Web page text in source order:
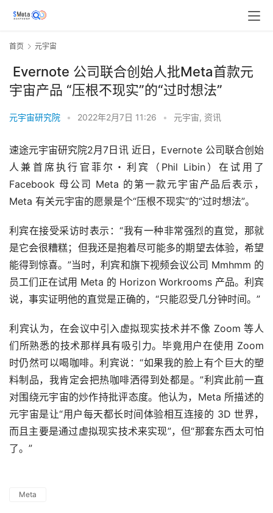
首页 元宇宙
Evernote 公司联合创始人批Meta首款元
宇宙产品 “压根不现实”的“过时想法”
元宇宙研究院 • 2022年2月7日 11:26 • 元宇宙, 资讯
速途元宇宙研究院2月7日讯 近日，Evernote 公司联合创始
人兼首席执行官菲尔・利宾（Phil Libin）在试用了
Facebook 母公司 Meta 的第一款元宇宙产品后表示，
Meta 有关元宇宙的愿景是个“压根不现实”的“过时想法”。
利宾在接受采访时表示：“我有一种非常强烈的直觉，那就
是它会很糟糕；但我还是抱着尽可能多的期望去体验，希望
能得到惊喜。”当时，利宾和旗下视频会议公司 Mmhmm 的
员工们正在试用 Meta 的 Horizon Workrooms 产品。利宾
说，事实证明他的直觉是正确的，“只能忍受几分钟时间。”
利宾认为，在会议中引入虚拟现实技术并不像 Zoom 等人
们所熟悉的技术那样具有吸引力。毕竟用户在使用 Zoom
时仍然可以喝咖啡。利宾说：“如果我的脸上有个巨大的塑
料制品，我肯定会把热咖啡洒得到处都是。”利宾此前一直
对围绕元宇宙的炒作持批评态度。他认为，Meta 所描述的
元宇宙是让“用户每天都长时间体验相互连接的 3D 世界，
而且主要是通过虚拟现实技术来实现”，但“那套东西太可怕
了。”
Meta